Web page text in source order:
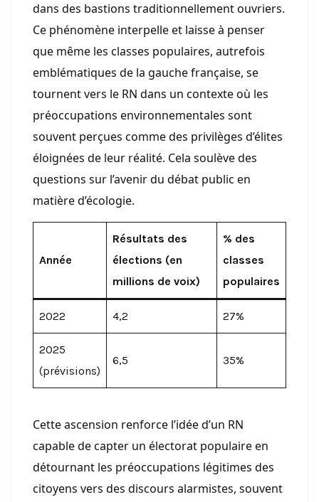
dans des bastions traditionnellement ouvriers.
Ce phénomène interpelle et laisse à penser
que même les classes populaires, autrefois
emblématiques de la gauche française, se
tournent vers le RN dans un contexte où les
préoccupations environnementales sont
souvent perçues comme des privilèges d’élites
éloignées de leur réalité. Cela soulève des
questions sur l’avenir du débat public en
matière d’écologie.
Année
Résultats des
élections (en
millions de voix)
% des
classes
populaires
2022 4,2 27%
2025
(prévisions)
6,5 35%
Cette ascension renforce l’idée d’un RN
capable de capter un électorat populaire en
détournant les préoccupations légitimes des
citoyens vers des discours alarmistes, souvent